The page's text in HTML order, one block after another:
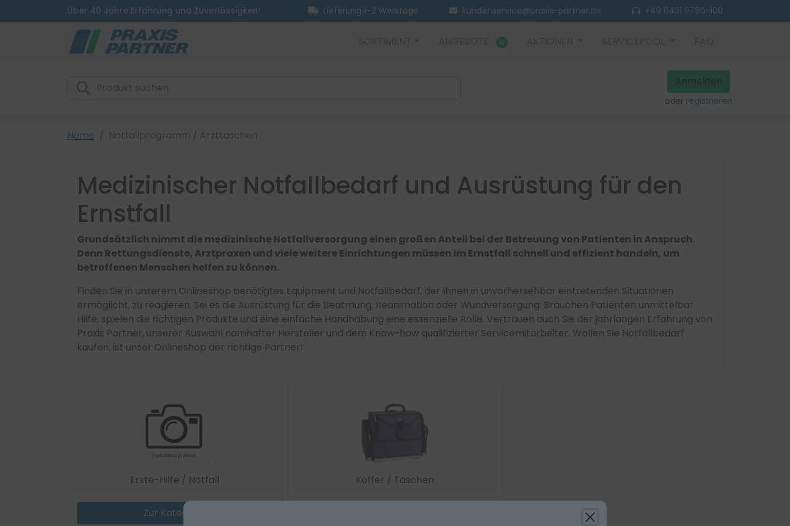
Über 40 Jahre Erfahrung und Zuverlässigkeit! Lieferung 1–2 Werktage kundenservice@praxis-partner.de +49 6431 9780-100
Anmelden
oder registrieren
Home Notfallprogramm / Arzttaschen
Medizinischer Notfallbedarf und Ausrüstung für den
Ernstfall
Grundsätzlich nimmt die medizinische Notfallversorgung einen großen Anteil bei der Betreuung von Patienten in Anspruch.
Denn Rettungsdienste, Arztpraxen und viele weitere Einrichtungen müssen im Ernstfall schnell und effizient handeln, um
betroffenen Menschen helfen zu können.
Finden Sie in unserem Onlineshop benötigtes Equipment und Notfallbedarf, der Ihnen in unvorhersehbar eintretenden Situationen
ermöglicht, zu reagieren. Sei es die Ausrüstung für die Beatmung, Reanimation oder Wundversorgung: Brauchen Patienten unmittelbar
Hilfe, spielen die richtigen Produkte und eine einfache Handhabung eine essenzielle Rolle. Vertrauen auch Sie der jahrlangen Erfahrung von
Praxis Partner, unserer Auswahl namhafter Hersteller und dem Know-how qualifizierter Servicemitarbeiter. Wollen Sie Notfallbedarf
kaufen, ist unser Onlineshop der richtige Partner!
Erste-Hilfe / Notfall
Zur Kategorie
Koffer / Taschen